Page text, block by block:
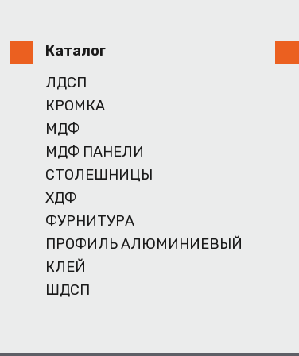
Каталог
ЛДСП
КРОМКА
МДФ
МДФ ПАНЕЛИ
СТОЛЕШНИЦЫ
ХДФ
ФУРНИТУРА
ПРОФИЛЬ АЛЮМИНИЕВЫЙ
КЛЕЙ
ШДСП